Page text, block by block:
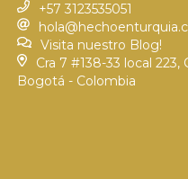
+57 3123535051
Visita nuestro Blog!
Cra 7 #138-33 local
Bogotá - Colombia